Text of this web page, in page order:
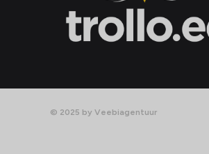
© 2025 by Veebiagentuur